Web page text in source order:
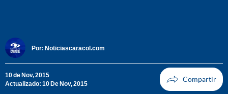
Por: Noticiascaracol.com
10 de Nov, 2015
Actualizado: 10 De Nov, 2015